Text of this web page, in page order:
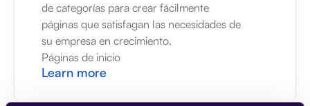
de categorías para crear fácilmente
páginas que satisfagan las necesidades de
su empresa en crecimiento.
Páginas de inicio
Learn more